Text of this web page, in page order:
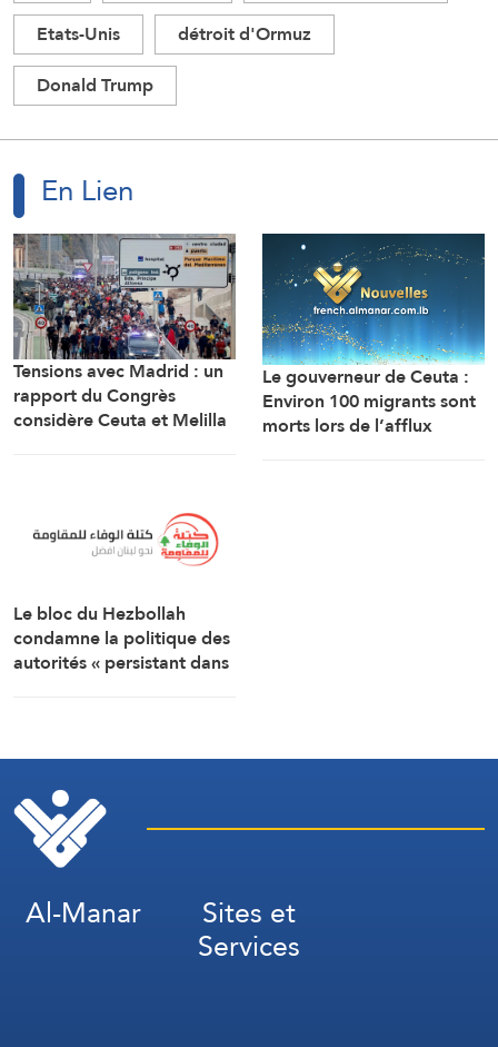
Etats-Unis
détroit d'Ormuz
Donald Trump
En Lien
Tensions avec Madrid : un
rapport du Congrès
considère Ceuta et Melilla
Le gouverneur de Ceuta :
Environ 100 migrants sont
morts lors de l’afflux
Le bloc du Hezbollah
condamne la politique des
autorités « persistant dans
Al-Manar Sites et
Services